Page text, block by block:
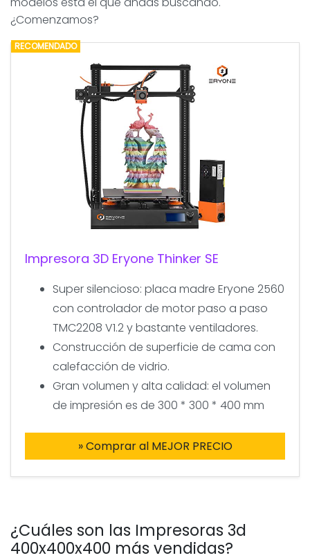
¿Comenzamos?
RECOMENDADO
Impresora 3D Eryone Thinker SE
Super silencioso: placa madre Eryone 2560
con controlador de motor paso a paso
TMC2208 V1.2 y bastante ventiladores.
Construcción de superficie de cama con
calefacción de vidrio.
Gran volumen y alta calidad: el volumen
de impresión es de 300 * 300 * 400 mm
» Comprar al MEJOR PRECIO
¿Cuáles son las Impresoras 3d
400x400x400 más vendidas?